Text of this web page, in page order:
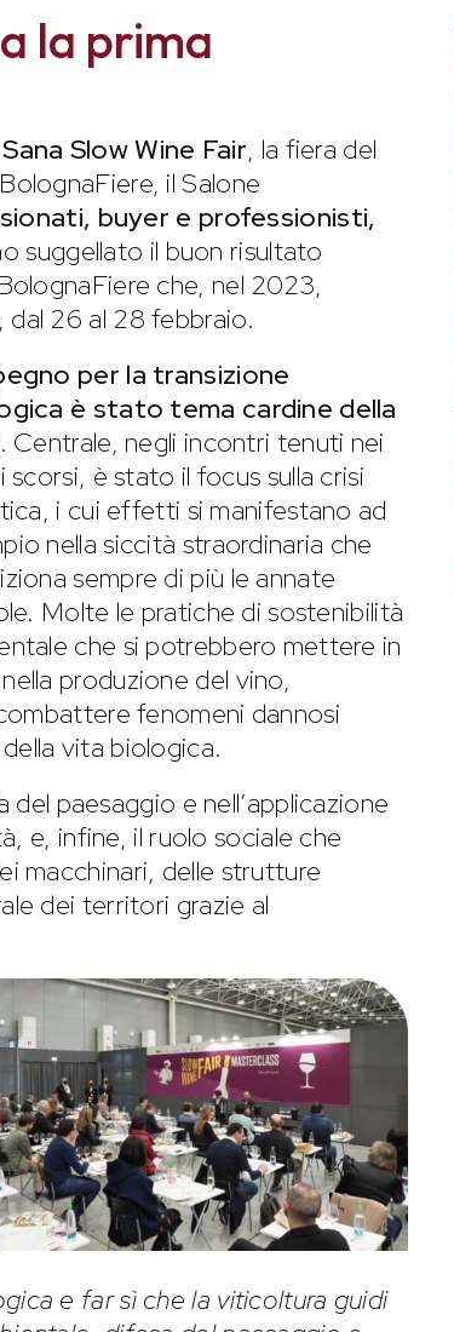
la prima
Sana Slow Wine Fair, la fiera del
il Salone
buyer e professionisti,
suggellato il buon risultato
che, nel 2023,
dal 26 al 28 febbraio.
per la transizione
è stato tema cardine della
. Centrale, negli incontri tenuti nei
scorsi, è stato il focus sulla crisi
i cui effetti si manifestano ad
nella siccità straordinaria che
sempre di più le annate
Molte le pratiche di sostenibilità
che si potrebbero mettere in
produzione del vino,
fenomeni dannosi
vita biologica.
paesaggio e nell’applicazione
e, infine, il ruolo sociale che
macchinari, delle strutture
dei territori grazie al
e far sì che la viticoltura guidi